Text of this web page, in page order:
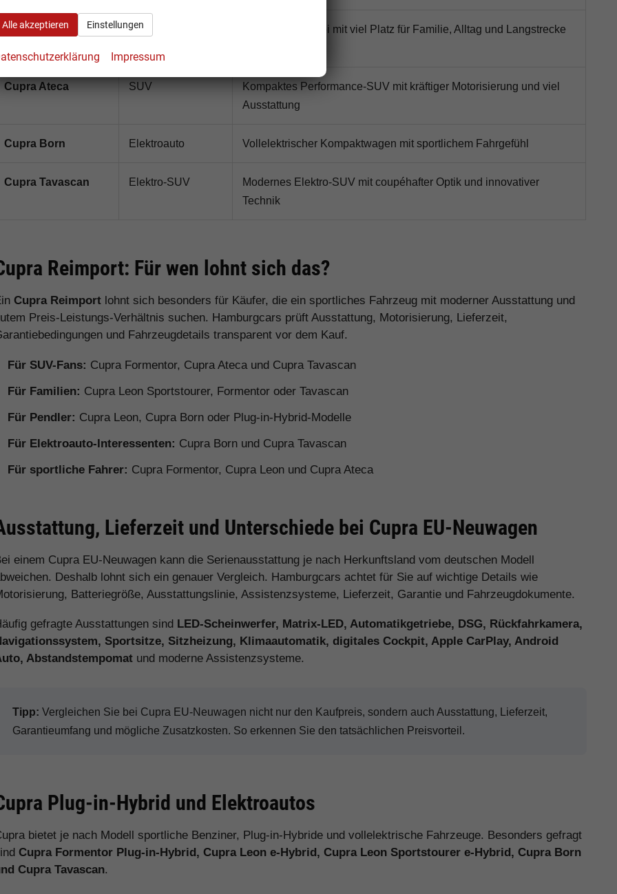
Cupra Leon
Kombi Sportlicher Kombi mit viel Platz für Familie, Alltag und Langstrecke
Cupra Ateca SUV
Kompaktes Performance-SUV mit kräftiger Motorisierung und viel
Ausstattung
Cupra Born Elektroauto Vollelektrischer Kompaktwagen mit sportlichem Fahrgefühl
Cupra Tavascan Elektro-SUV
Modernes Elektro-SUV mit coupéhafter Optik und innovativer
Technik
Reimport: Für wen lohnt sich das?
Cupra Reimport lohnt sich besonders für Käufer, die ein sportliches Fahrzeug mit moderner Ausstattung und
Preis-Leistungs-Verhältnis suchen. Hamburgcars prüft Ausstattung, Motorisierung, Lieferzeit,
und Fahrzeugdetails transparent vor dem Kauf.
Für SUV-Fans: Cupra Formentor, Cupra Ateca und Cupra Tavascan
Für Familien: Cupra Leon Sportstourer, Formentor oder Tavascan
Für Pendler: Cupra Leon, Cupra Born oder Plug-in-Hybrid-Modelle
Für Elektroauto-Interessenten: Cupra Born und Cupra Tavascan
Für sportliche Fahrer: Cupra Formentor, Cupra Leon und Cupra Ateca
Lieferzeit und Unterschiede bei Cupra EU-Neuwagen
einem Cupra EU-Neuwagen kann die Serienausstattung je nach Herkunftsland vom deutschen Modell
Deshalb lohnt sich ein genauer Vergleich. Hamburgcars achtet für Sie auf wichtige Details wie
Batteriegröße, Ausstattungslinie, Assistenzsysteme, Lieferzeit, Garantie und Fahrzeugdokumente.
gefragte Ausstattungen sind LED-Scheinwerfer, Matrix-LED, Automatikgetriebe, DSG, Rückfahrkamera,
Sportsitze, Sitzheizung, Klimaautomatik, digitales Cockpit, Apple CarPlay, Android
Abstandstempomat und moderne Assistenzsysteme.
Tipp: Vergleichen Sie bei Cupra EU-Neuwagen nicht nur den Kaufpreis, sondern auch Ausstattung, Lieferzeit,
Garantieumfang und mögliche Zusatzkosten. So erkennen Sie den tatsächlichen Preisvorteil.
Plug-in-Hybrid und Elektroautos
bietet je nach Modell sportliche Benziner, Plug-in-Hybride und vollelektrische Fahrzeuge. Besonders gefragt
Cupra Formentor Plug-in-Hybrid, Cupra Leon e-Hybrid, Cupra Leon Sportstourer e-Hybrid, Cupra Born
Cupra Tavascan.
Alle akzeptieren Einstellungen
Impressum